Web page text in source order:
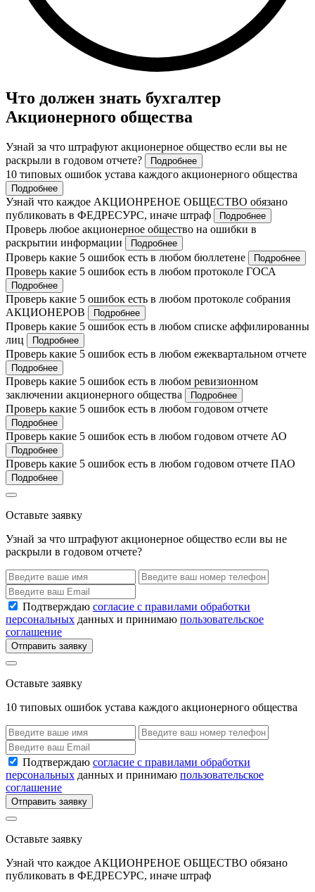
Что должен знать бухгалтер
Акционерного общества
Узнай за что штрафуют акционерное общество если вы не
раскрыли в годовом отчете?
Подробнее
10 типовых ошибок устава каждого акционерного общества
Подробнее
Узнай что каждое АКЦИОНРЕНОЕ ОБЩЕСТВО обязано
публиковать в ФЕДРЕСУРС, иначе штраф
Подробнее
Проверь любое акционерное общество на ошибки в
раскрытии информации
Подробнее
Проверь какие 5 ошибок есть в любом бюллетене Подробнее
Проверь какие 5 ошибок есть в любом протоколе ГОСА
Подробнее
Проверь какие 5 ошибок есть в любом протоколе собрания
АКЦИОНЕРОВ
Подробнее
Проверь какие 5 ошибок есть в любом списке аффилированны
лиц
Подробнее
Проверь какие 5 ошибок есть в любом ежеквартальном отчете
Подробнее
Проверь какие 5 ошибок есть в любом ревизионном
заключении акционерного общества
Подробнее
Проверь какие 5 ошибок есть в любом годовом отчете
Подробнее
Проверь какие 5 ошибок есть в любом годовом отчете АО
Подробнее
Проверь какие 5 ошибок есть в любом годовом отчете ПАО
Подробнее
Оставьте заявку
Узнай за что штрафуют акционерное общество если вы не
раскрыли в годовом отчете?
Подтверждаю согласие с правилами обработки
персональных данных и принимаю пользовательское
соглашение
Отправить заявку
Оставьте заявку
10 типовых ошибок устава каждого акционерного общества
Подтверждаю согласие с правилами обработки
персональных данных и принимаю пользовательское
соглашение
Отправить заявку
Оставьте заявку
Узнай что каждое АКЦИОНРЕНОЕ ОБЩЕСТВО обязано
публиковать в ФЕДРЕСУРС, иначе штраф